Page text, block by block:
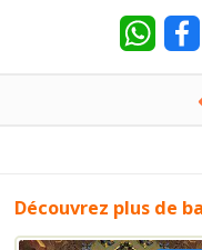
Découvrez plus de